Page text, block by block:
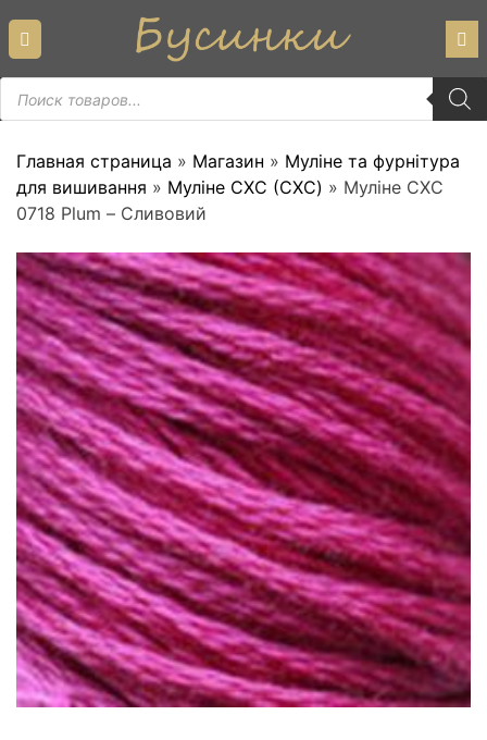
content
Пошук
товарів
Главная страница » Магазин » Муліне та фурнітура
для вишивання » Муліне СХС (CXC) » Муліне СХС
0718 Plum – Сливовий